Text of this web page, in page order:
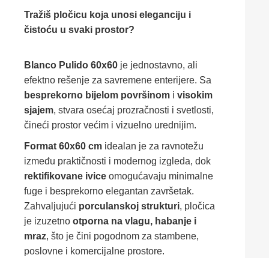
Tražiš pločicu koja unosi eleganciju i
čistoću u svaki prostor?
Blanco Pulido 60x60 je jednostavno, ali
efektno rešenje za savremene enterijere. Sa
besprekorno bijelom površinom i visokim
sjajem, stvara osećaj prozračnosti i svetlosti,
čineći prostor većim i vizuelno urednijim.
Format 60x60 cm idealan je za ravnotežu
između praktičnosti i modernog izgleda, dok
rektifikovane ivice omogućavaju minimalne
fuge i besprekorno elegantan završetak.
Zahvaljujući porculanskoj strukturi, pločica
je izuzetno otporna na vlagu, habanje i
mraz, što je čini pogodnom za stambene,
poslovne i komercijalne prostore.